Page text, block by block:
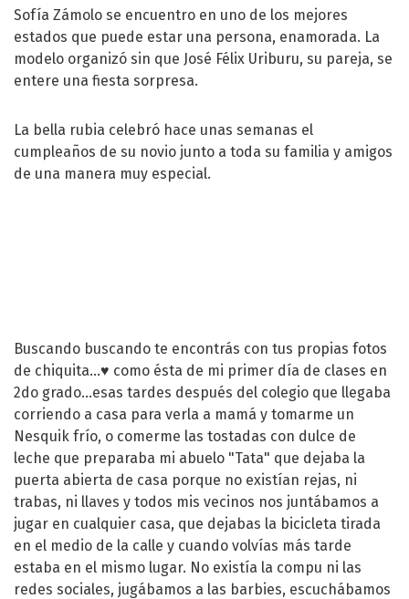
Sofía Zámolo se encuentro en uno de los mejores
estados que puede estar una persona, enamorada. La
modelo organizó sin que José Félix Uriburu, su pareja, se
entere una fiesta sorpresa.
La bella rubia celebró hace unas semanas el
cumpleaños de su novio junto a toda su familia y amigos
de una manera muy especial.
Buscando buscando te encontrás con tus propias fotos
de chiquita...♥️ como ésta de mi primer día de clases en
2do grado...esas tardes después del colegio que llegaba
corriendo a casa para verla a mamá y tomarme un
Nesquik frío, o comerme las tostadas con dulce de
leche que preparaba mi abuelo "Tata" que dejaba la
puerta abierta de casa porque no existían rejas, ni
trabas, ni llaves y todos mis vecinos nos juntábamos a
jugar en cualquier casa, que dejabas la bicicleta tirada
en el medio de la calle y cuando volvías más tarde
estaba en el mismo lugar. No existía la compu ni las
redes sociales, jugábamos a las barbies, escuchábamos